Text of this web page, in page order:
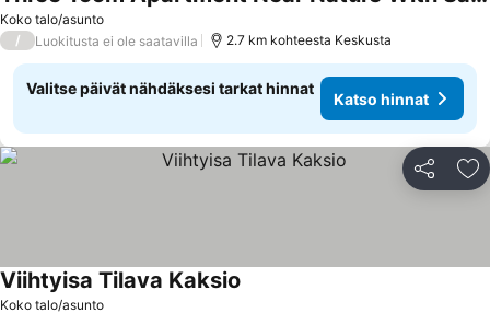
Koko talo/asunto
/ Luokitusta ei ole saatavilla 2.7 km kohteesta Keskusta
Valitse päivät nähdäksesi tarkat hinnat
Katso hinnat
Jaa
Koko talo/asunto
Viihtyisa Tilava Kaksio